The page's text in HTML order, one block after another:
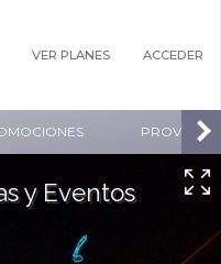
VER PLANES ACCEDER
y Eventos